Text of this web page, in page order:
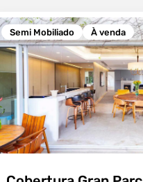
Semi Mobiliado À venda